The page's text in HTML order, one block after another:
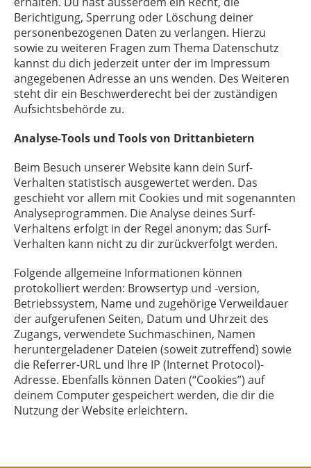
Berichtigung, Sperrung oder Löschung deiner
personenbezogenen Daten zu verlangen. Hierzu
sowie zu weiteren Fragen zum Thema Datenschutz
kannst du dich jederzeit unter der im Impressum
angegebenen Adresse an uns wenden. Des Weiteren
steht dir ein Beschwerderecht bei der zuständigen
Aufsichtsbehörde zu.
Analyse-Tools und Tools von Drittanbietern
Beim Besuch unserer Website kann dein Surf-
Verhalten statistisch ausgewertet werden. Das
geschieht vor allem mit Cookies und mit sogenannten
Analyseprogrammen. Die Analyse deines Surf-
Verhaltens erfolgt in der Regel anonym; das Surf-
Verhalten kann nicht zu dir zurückverfolgt werden.
Folgende allgemeine Informationen können
protokolliert werden: Browsertyp und -version,
Betriebssystem, Name und zugehörige Verweildauer
der aufgerufenen Seiten, Datum und Uhrzeit des
Zugangs, verwendete Suchmaschinen, Namen
heruntergeladener Dateien (soweit zutreffend) sowie
die Referrer-URL und Ihre IP (Internet Protocol)-
Adresse. Ebenfalls können Daten (“Cookies”) auf
deinem Computer gespeichert werden, die dir die
Nutzung der Website erleichtern.